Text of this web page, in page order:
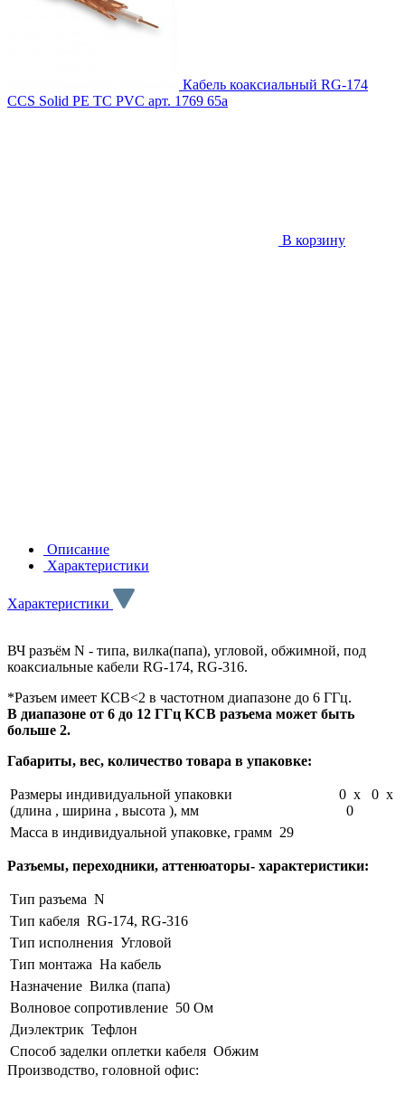
Кабель коаксиальный RG-174
CCS Solid PE TC PVC арт. 1769 65a
В корзину
Описание
Характеристики
Характеристики
ВЧ разъём N - типа, вилка(папа), угловой, обжимной, под
коаксиальные кабели RG-174, RG-316.
*Разъем имеет КСВ<2 в частотном диапазоне до 6 ГГц.
В диапазоне от 6 до 12 ГГц КСВ разъема может быть
больше 2.
Габариты, вес, количество товара в упаковке:
Размеры индивидуальной упаковки
(длина , ширина , высота ), мм
0 x 0 x
0
Масса в индивидуальной упаковке, грамм 29
Разъемы, переходники, аттенюаторы- характеристики:
Тип разъема N
Тип кабеля RG-174, RG-316
Тип исполнения Угловой
Тип монтажа На кабель
Назначение Вилка (папа)
Волновое сопротивление 50 Ом
Диэлектрик Тефлон
Способ заделки оплетки кабеля Обжим
Производство, головной офис: